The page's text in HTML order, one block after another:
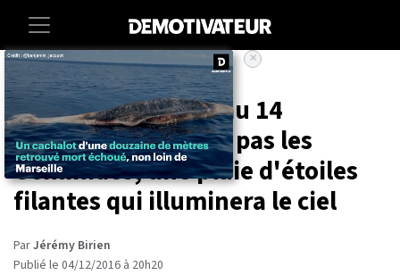
Accueil
Dans la nuit du 13 au 14
décembre, ne ratez pas les
Géminides, une pluie d'étoiles
filantes qui illuminera le ciel
ParJérémy Birien
Publié le 04/12/2016 à 20h20
×